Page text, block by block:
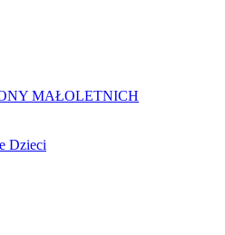
MAŁOLETNICH
Dzieci